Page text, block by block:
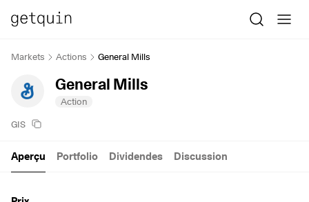
Markets Actions General Mills
General Mills
Action
GIS
Aperçu Portfolio Dividendes Discussion